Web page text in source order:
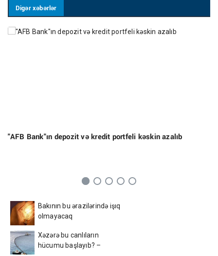
Digər xəbərlər
"AFB Bank"ın depozit və kredit portfeli kəskin azalıb
Bakının bu ərazilərində işıq
olmayacaq
Xəzərə bu canlıların
hücumu başlayıb? –